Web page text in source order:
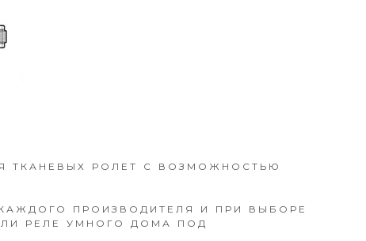
ТКАНЕВЫХ РОЛЕТ С ВОЗМОЖНОСТЬЮ
ПРОИЗВОДИТЕЛЯ И ПРИ ВЫБОРЕ
РЕЛЕ УМНОГО ДОМА ПОД